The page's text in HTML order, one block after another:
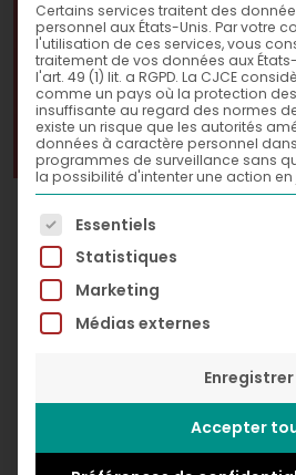
Happy Sea,
Acrylic and spray paint
Certains services traitent des
personnel aux États-Unis. Par votre
l'utilisation de ces services, vous
traitement de vos données aux
l'art. 49 (1) lit. a RGPD. La CJCE
comme un pays où la protection
insuffisante au regard des normes de
existe un risque que les autorités
données à caractère personnel
programmes de surveillance sans
la possibilité d'intenter une action en
La liste suivante énumère
Essentiels
Statistiques
Marketing
Médias externes
Enregistrer
Accepter